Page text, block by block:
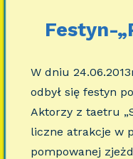
Festyn-
W dniu
odbył się festyn
Aktorzy z taetru
liczne atrakcje w
pompowanej